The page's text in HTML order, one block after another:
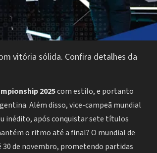
vitória sólida. Confira detalhes da
2025com estilo, e portanto
Além disso, vice-campeã mundial
inédito, após conquistar sete títulos
o ritmo até a final? O mundial de
30 de novembro, prometendo partidas